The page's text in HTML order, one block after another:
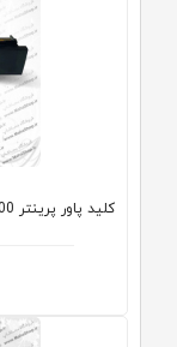
کلید پاور پرینتر Epson Photo R2000